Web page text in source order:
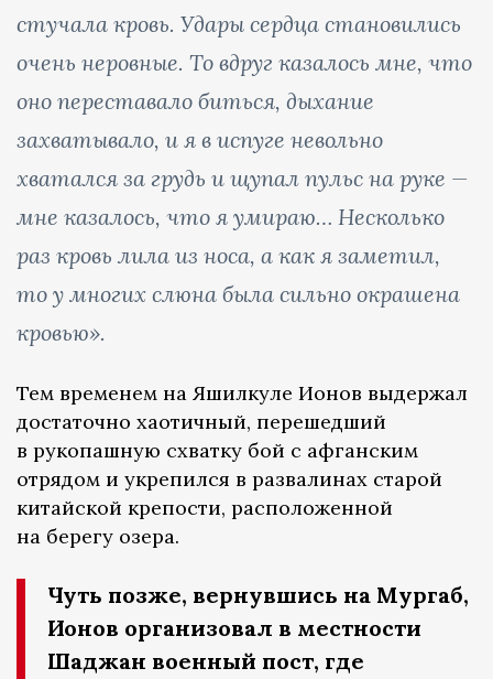
стучала кровь. Удары сердца становились
очень неровные. То вдруг казалось мне, что
оно переставало биться, дыхание
захватывало, и я в испуге невольно
хватался за грудь и щупал пульс на руке —
мне казалось, что я умираю… Несколько
раз кровь лила из носа, а как я заметил,
то у многих слюна была сильно окрашена
кровью».
Тем временем на Яшилкуле Ионов выдержал
достаточно хаотичный, перешедший
в рукопашную схватку бой с афганским
отрядом и укрепился в развалинах старой
китайской крепости, расположенной
на берегу озера.
Чуть позже, вернувшись на Мургаб,
Ионов организовал в местности
Шаджан военный пост, где